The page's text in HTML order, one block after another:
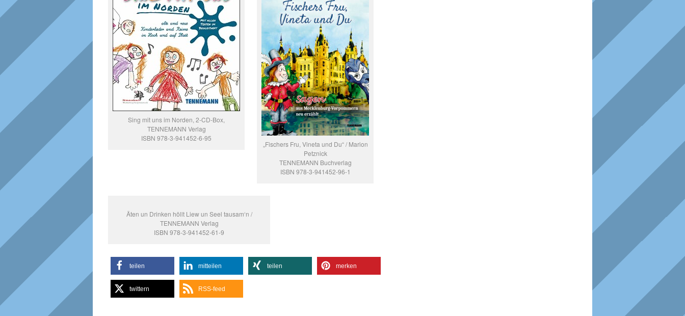
Sing mit uns im Norden, 2-CD-Box,
TENNEMANN Verlag
ISBN 978-3-941452-6-95
„Fischers Fru, Vineta und Du“ / Marion
Petznick
TENNEMANN Buchverlag
ISBN 978-3-941452-96-1
Äten un Drinken höllt Liew un Seel tausam‘n /
TENNEMANN Verlag
ISBN 978-3-941452-61-9
teilen mitteilen teilen merken
twittern RSS-feed